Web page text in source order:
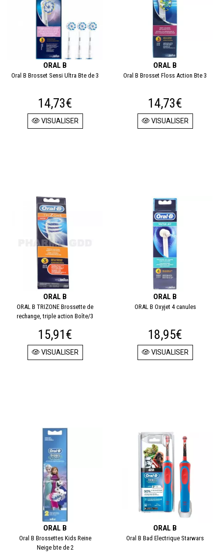
ORAL B
Oral B Brosset Sensi Ultra Bte de 3
14,73€
VISUALISER
ORAL B
Oral B Brosset Floss Action Bte 3
14,73€
VISUALISER
ORAL B
ORAL B TRIZONE Brossette de
rechange, triple action Boîte/3
15,91€
VISUALISER
ORAL B
ORAL B Oxyjet 4 canules
18,95€
VISUALISER
ORAL B
Oral B Brossettes Kids Reine
Neige bte de 2
ORAL B
Oral B Bad Electrique Starwars